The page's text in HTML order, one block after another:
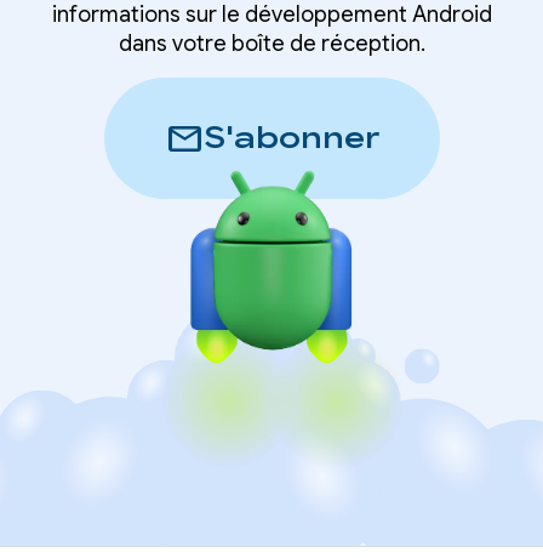
informations sur le développement Android
dans votre boîte de réception.
mailS'abonner